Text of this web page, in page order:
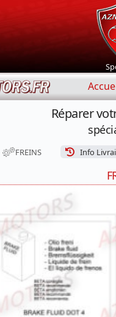
Réparer
FREINS Info